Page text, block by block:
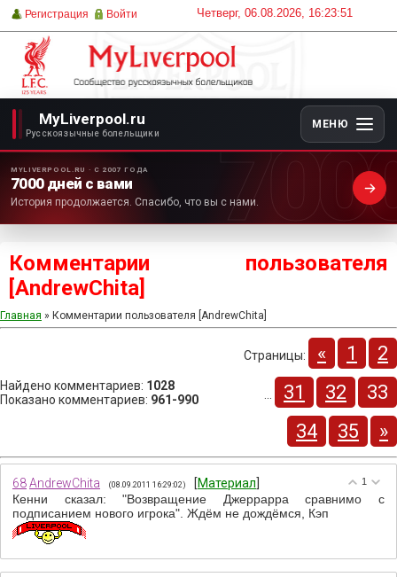
Четверг, 06.08.2026, 16:23:51
Регистрация Войти
MyLiverpool.ru
Русскоязычные болельщики
МЕНЮ
MYLIVERPOOL.RU · С 2007 ГОДА
7000 дней с вами
История продолжается. Спасибо, что вы с нами.
Комментарии пользователя
[AndrewChita]
Главная » Комментарии пользователя [AndrewChita]
Найдено комментариев: 1028
Показано комментариев: 961-990
Страницы: « 1 2
31 32
33
34
35 »
1
68AndrewChita (08.09.2011 16:29:02) [Материал
Кенни сказал: "Возвращение Джеррарра сравнимо с
подписанием нового игрока". Ждём не дождёмся, Кэп